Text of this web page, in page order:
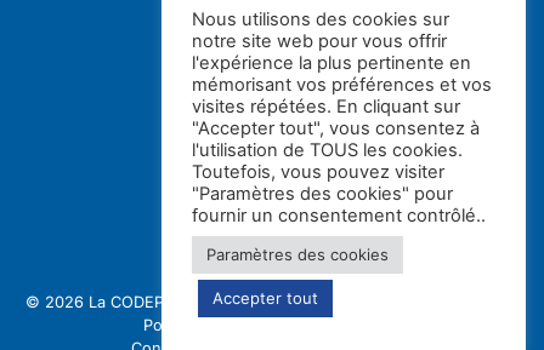
STAGES
Avec le soutien de la
© 2026 La CODEPolitique de confidentialité et gestion des cookies
Politique de protection des enfants
Nous utilisons des cookies sur
notre site web pour vous offrir
l'expérience la plus pertinente en
mémorisant vos préférences et vos
visites répétées. En cliquant sur
"Accepter tout", vous consentez à
l'utilisation de TOUS les cookies.
Toutefois, vous pouvez visiter
"Paramètres des cookies" pour
fournir un consentement contrôlé..
Paramètres des cookies
Accepter tout